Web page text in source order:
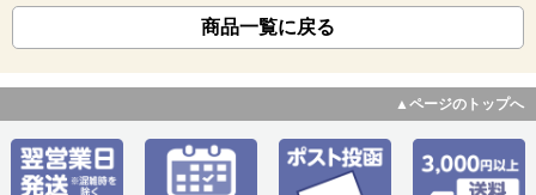
商品一覧に戻る
▲ページのトップへ